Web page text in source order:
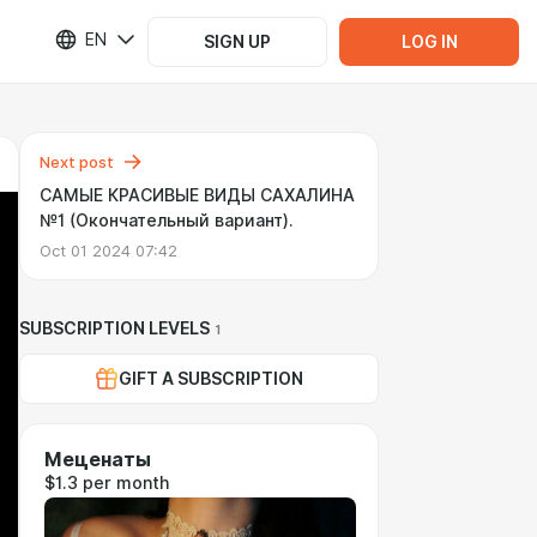
EN SIGN UP LOG IN
Next post
САМЫЕ КРАСИВЫЕ ВИДЫ САХАЛИНА
№1 (Окончательный вариант).
Oct 01 2024 07:42
SUBSCRIPTION LEVELS 1
GIFT A SUBSCRIPTION
Меценаты
$1.3 per month